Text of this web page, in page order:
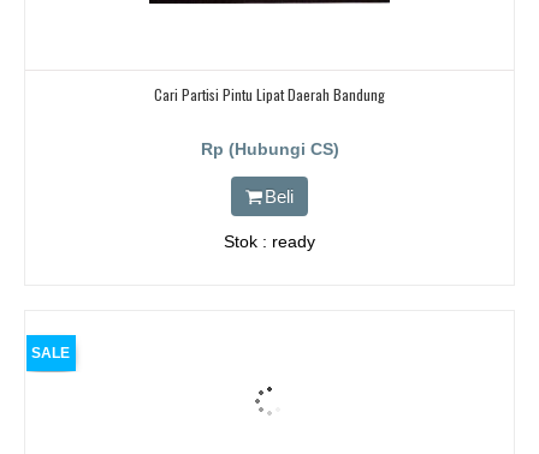
Cari Partisi Pintu Lipat Daerah Bandung
Rp (Hubungi CS)
Beli
Stok : ready
SALE